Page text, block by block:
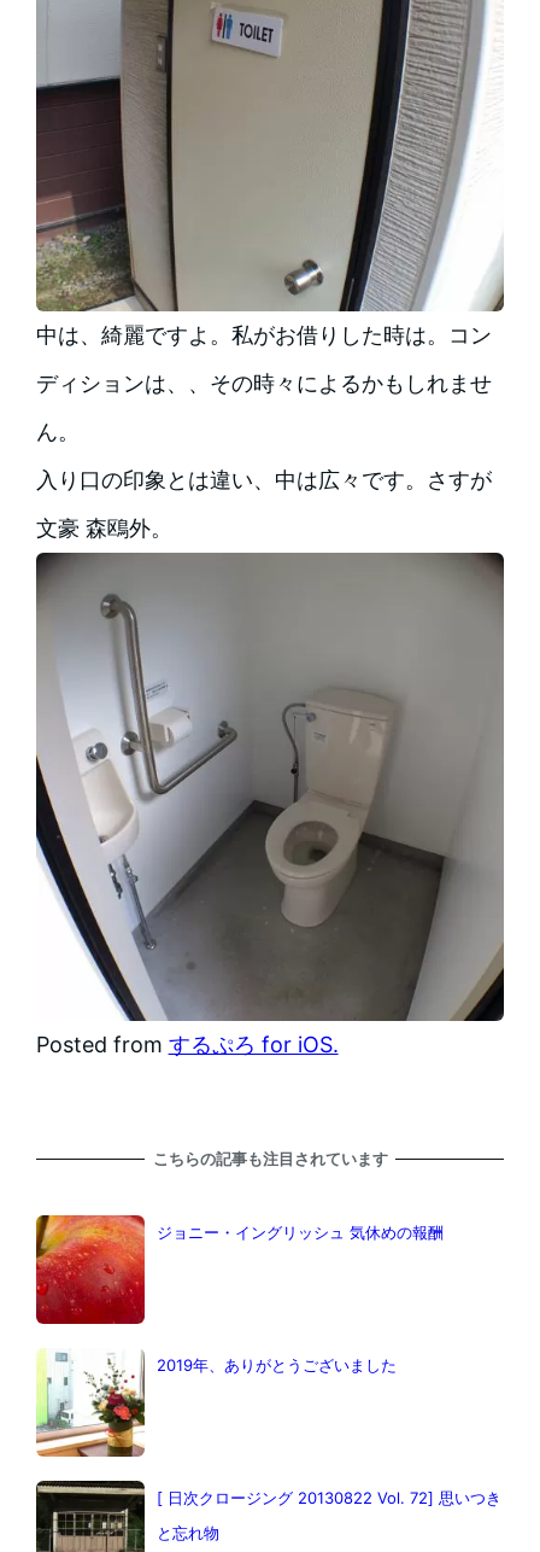
中は、綺麗ですよ。私がお借りした時は。コン
ディションは、、その時々によるかもしれませ
ん。
入り口の印象とは違い、中は広々です。さすが
文豪 森鴎外。
Posted from するぷろ for iOS.
こちらの記事も注目されています
ジョニー・イングリッシュ 気休めの報酬
2019年、ありがとうございました
[ 日次クロージング 20130822 Vol. 72] 思いつき
と忘れ物